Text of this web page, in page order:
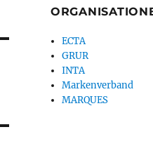
ECTA
GRUR
INTA
Markenverband
MARQUES